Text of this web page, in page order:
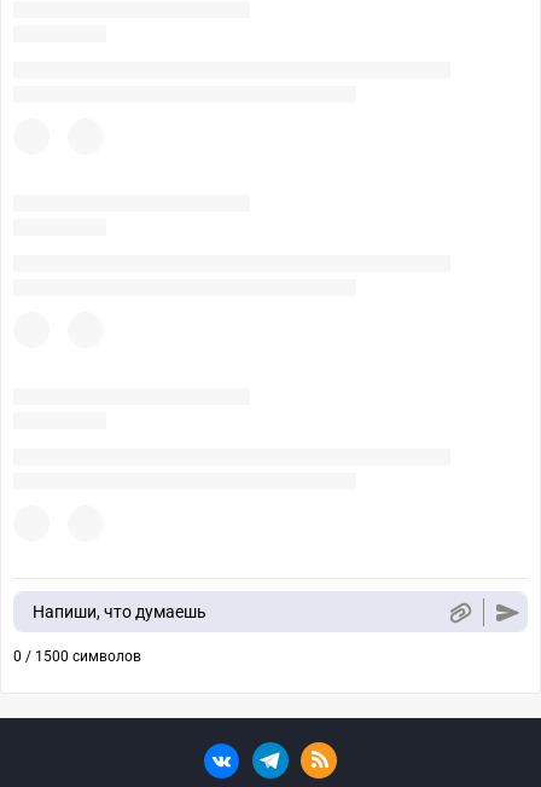
Напиши, что думаешь
0 / 1500 символов